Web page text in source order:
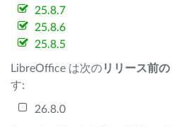
25.8.7
25.8.6
25.8.5
LibreOffice は次のリリース前の
す:
26.8.0